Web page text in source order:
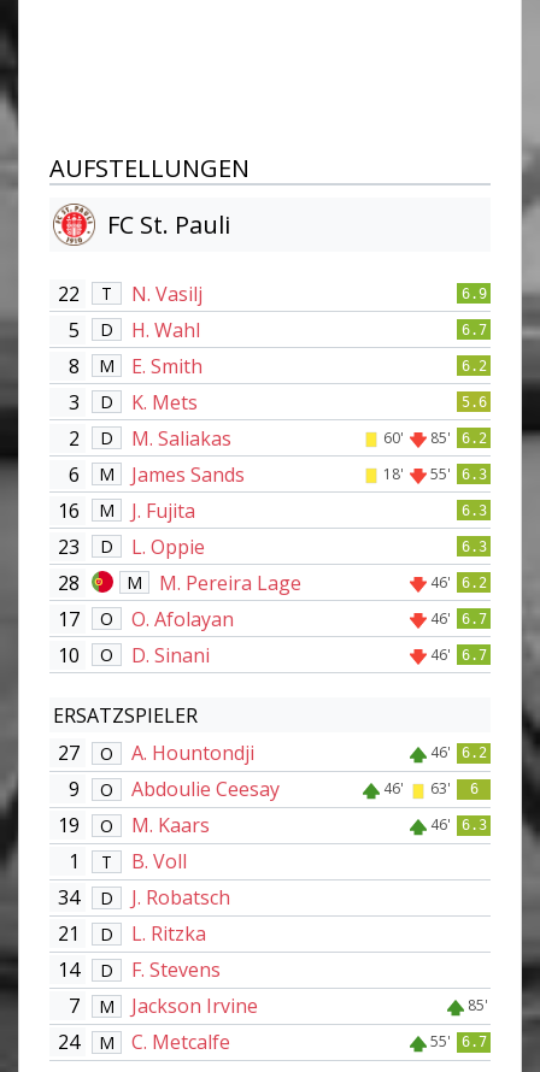
AUFSTELLUNGEN
FC St. Pauli
22 T N. Vasilj 6.9
5 D H. Wahl 6.7
8 M E. Smith 6.2
3 D K. Mets 5.6
2 D M. Saliakas 60' 85' 6.2
6 M James Sands 18' 55' 6.3
16 M J. Fujita 6.3
23 D L. Oppie 6.3
28 M M. Pereira Lage 46' 6.2
17 O O. Afolayan 46' 6.7
10 O D. Sinani 46' 6.7
ERSATZSPIELER
27
O A. Hountondji 46' 6.2
9 O Abdoulie Ceesay 46' 63' 6
19 O M. Kaars 46' 6.3
1 T
B. Voll
34
D
J. Robatsch
21
D
L. Ritzka
14
D
F. Stevens
7
M Jackson Irvine 85'
24 M C. Metcalfe 55' 6.7